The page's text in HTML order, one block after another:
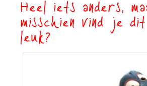
Heel iets anders,
misschien vind je
leuk?